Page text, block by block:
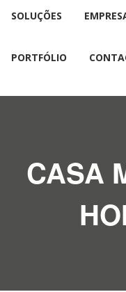
SOLUÇÕES
PORTFÓLIO
CASA